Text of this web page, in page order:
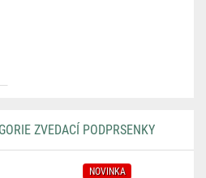
ZVEDACÍ PODPRSENKY
NOVINKA